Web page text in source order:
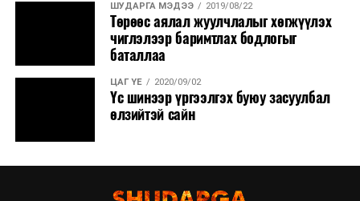
ШУДАРГА МЭДЭЭ 2019/08/22
Төрөөс аялал жуулчлалыг хөгжүүлэх
чиглэлээр баримтлах бодлогыг
баталлаа
ЦАГ ҮЕ 2020/09/02
Үс шинээр үргээлгэх буюу засуулбал
өлзийтэй сайн